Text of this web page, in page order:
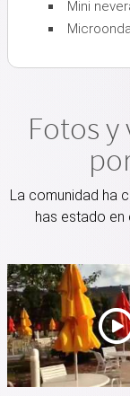
Mini
Fotos
La comunidad ha
has estado en